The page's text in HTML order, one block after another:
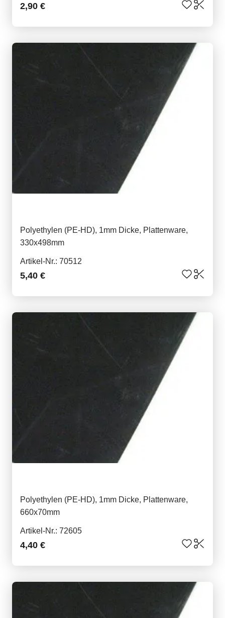
2,90 €
Polyethylen (PE-HD), 1mm Dicke, Plattenware,
330x498mm
Artikel-Nr.: 70512
5,40 €
Polyethylen (PE-HD), 1mm Dicke, Plattenware,
660x70mm
Artikel-Nr.: 72605
4,40 €